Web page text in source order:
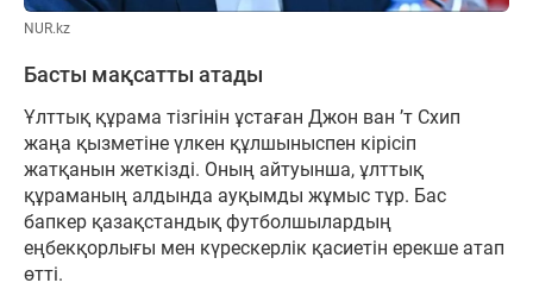
NUR.kz
Басты мақсатты атады
Ұлттық құрама тізгінін ұстаған Джон ван ’т Схип
жаңа қызметіне үлкен құлшыныспен кірісіп
жатқанын жеткізді. Оның айтуынша, ұлттық
құраманың алдында ауқымды жұмыс тұр. Бас
бапкер қазақстандық футболшылардың
еңбекқорлығы мен күрескерлік қасиетін ерекше атап
өтті.